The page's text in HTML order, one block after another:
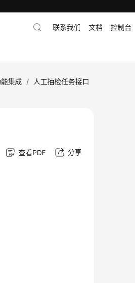
联系我们 文档 控制台
集成 /
人工抽检任务接口
查看PDF 分享